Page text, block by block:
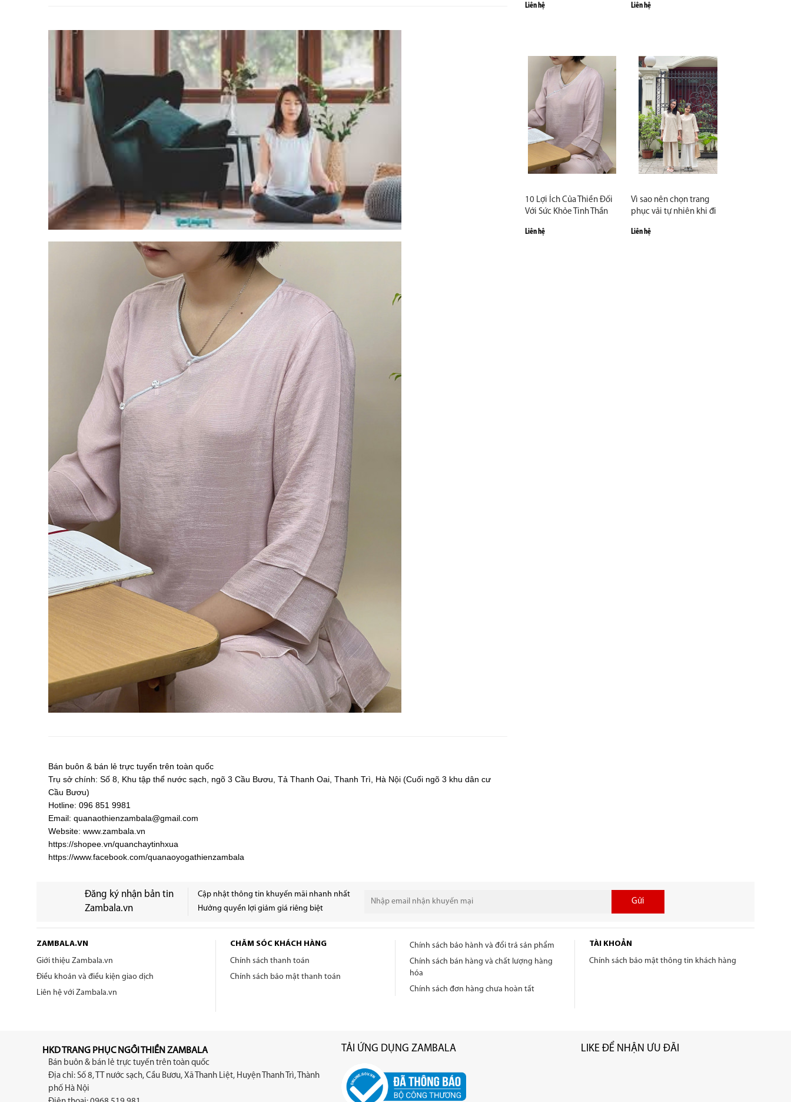
Bán buôn & bán lẻ trực tuyến trên toàn quốc
Trụ sở chính: Số 8, Khu tập thể nước sạch, ngõ 3 Cầu Bươu, Tả Thanh Oai, Thanh Trì, Hà Nội (Cuối ngõ 3 khu dân cư
Cầu Bươu)
Hotline: 096 851 9981
Email: quanaothienzambala@gmail.com
Website: www.zambala.vn
https://shopee.vn/quanchaytinhxua
https://www.facebook.com/quanaoyogathienzambala
Liên hệ
10 Lợi Ích Của Thiền Đối
Với Sức Khỏe Tinh Thần
Liên hệ
Liên hệ
Vì sao nên chọn trang
phục vải tự nhiên khi đi
Liên hệ
Đăng ký nhận bản tin
Zambala.vn
Cập nhật thông tin khuyến mãi nhanh nhất
Hưởng quyền lợi giảm giá riêng biệt
Gửi
ZAMBALA.VN
Giới thiệu Zambala.vn
Điều khoản và điều kiện giao dịch
Liên hệ với Zambala.vn
CHĂM SÓC KHÁCH HÀNG
Chính sách thanh toán
Chính sách bảo mật thanh toán
Chính sách bảo hành và đổi trả sản phẩm
Chính sách bán hàng và chất lượng hàng
hóa
Chính sách đơn hàng chưa hoàn tất
TÀI KHOẢN
Chính sách bảo mật thông tin khách hàng
HKD TRANG PHỤC NGỒI THIỀN ZAMBALA
Bán buôn & bán lẻ trực tuyến trên toàn quốc
Địa chỉ: Số 8, TT nước sạch, Cầu Bươu, Xã Thanh Liệt, Huyện Thanh Trì, Thành
phố Hà Nội
TẢI ỨNG DỤNG ZAMBALA LIKE ĐỂ NHẬN ƯU ĐÃI